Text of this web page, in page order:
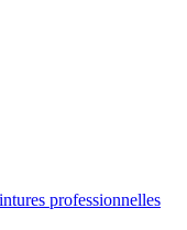
professionnelles